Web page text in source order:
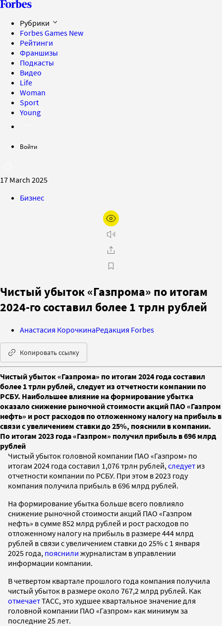
Рубрики
Forbes Games New
Рейтинги
Франшизы
Подкасты
Видео
Life
Woman
Sport
Young
Войти
17 March 2025
Бизнес
Чистый убыток «Газпрома» по итогам
2024-го составил более 1 трлн рублей
Анастасия КорочкинаРедакция Forbes
Копировать ссылку
Чистый убыток «Газпрома» по итогам 2024 года составил
более 1 трлн рублей, следует из отчетности компании по
РСБУ. Наибольшее влияние на формирование убытка
оказало снижение рыночной стоимости акций ПАО «Газпром
нефть» и рост расходов по отложенному налогу на прибыль в
связи с увеличением ставки до 25%, пояснили в компании.
По итогам 2023 года «Газпром» получил прибыль в 696 млрд
рублей
Чистый убыток головной компании ПАО «Газпром» по
итогам 2024 года составил 1,076 трлн рублей, следует из
отчетности компании по РСБУ. При этом в 2023 году
компания получила прибыль в 696 млрд рублей.
На формирование убытка больше всего повлияло
снижение рыночной стоимости акций ПАО «Газпром
нефть» в сумме 852 млрд рублей и рост расходов по
отложенному налогу на прибыль в размере 444 млрд
рублей в связи с увеличением ставки до 25% с 1 января
2025 года, пояснили журналистам в управлении
информации компании.
В четвертом квартале прошлого года компания получила
чистый убыток в размере около 767,2 млрд рублей. Как
отмечаетТАСС, это худшее квартальное значение для
головной компании ПАО «Газпром» как минимум за
последние 25 лет.